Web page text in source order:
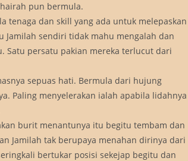
pun bermula.
tenaga dan skill yang ada untuk melepaskan
Jamilah sendiri tidak mahu mengalah dan
Satu persatu pakian mereka terlucut dari
sepuas hati. Bermula dari hujung
Paling menyelerakan ialah apabila lidahnya
burit menantunya itu begitu tembam dan
Jamilah tak berupaya menahan dirinya dari
bertukar posisi sekejap begitu dan